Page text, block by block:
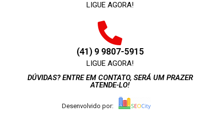
LIGUE AGORA!
(41) 9 9807-5915
LIGUE AGORA!
DÚVIDAS? ENTRE EM CONTATO, SERÁ UM PRAZER
ATENDE-LO!
Desenvolvido por: